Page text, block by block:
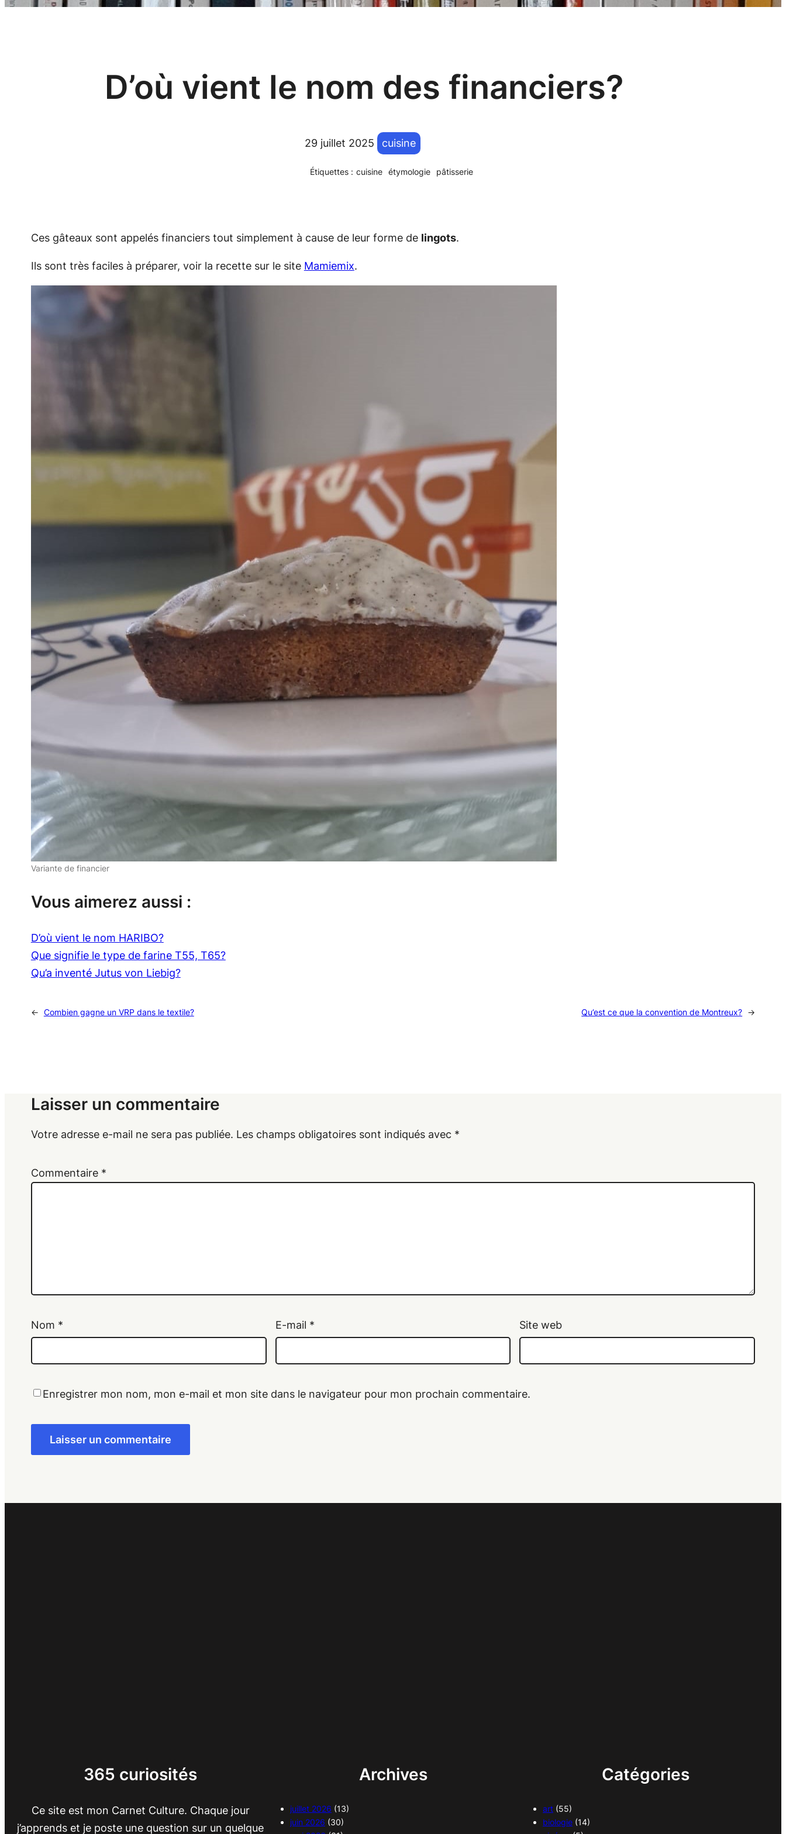
D’où vient le nom des financiers?
29 juillet 2025 cuisine
Étiquettes : cuisine étymologie pâtisserie
Ces gâteaux sont appelés financiers tout simplement à cause de leur forme de lingots.
Ils sont très faciles à préparer, voir la recette sur le site Mamiemix.
Variante de financier
Vous aimerez aussi :
D’où vient le nom HARIBO?
Que signifie le type de farine T55, T65?
Qu’a inventé Jutus von Liebig?
← Combien gagne un VRP dans le textile? Qu’est ce que la convention de Montreux? →
Laisser un commentaire
Votre adresse e-mail ne sera pas publiée. Les champs obligatoires sont indiqués avec *
Commentaire *
Nom * E-mail * Site web
Enregistrer mon nom, mon e-mail et mon site dans le navigateur pour mon prochain commentaire.
365 curiosités
Ce site est mon Carnet Culture. Chaque jour
j’apprends et je poste une question sur un quelque
Archives
juillet 2026 (13)
juin 2026 (30)
Catégories
art (55)
biologie (14)